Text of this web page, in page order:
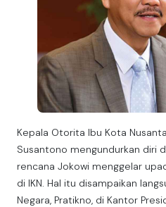
Kepala Otorita Ibu Kota
Susantono mengundurkan diri
rencana Jokowi menggelar
di IKN. Hal itu disampaikan
Negara, Pratikno, di Kantor